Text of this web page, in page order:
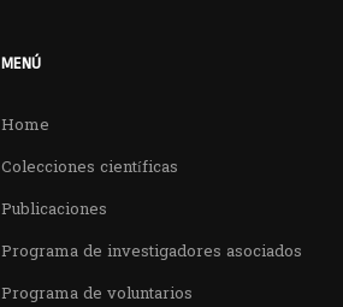
MENÚ
Home
Colecciones científicas
Publicaciones
Programa de investigadores asociados
Programa de voluntarios